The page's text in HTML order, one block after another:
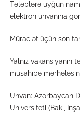
Tələblərə uyğun
elektron ünvanına
Müraciət üçün son
Yalnız vakansiyanın
müsahibə
Ünvan: Azərbaycan
Universiteti (Bakı,